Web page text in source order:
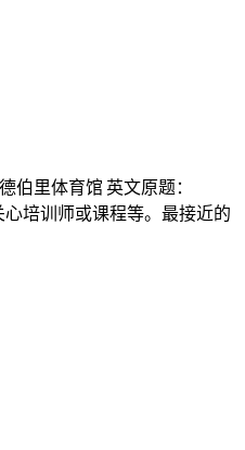
里体育馆 英文原题：
培训师或课程等。最接近的